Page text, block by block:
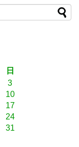
日
3
10
17
24
31